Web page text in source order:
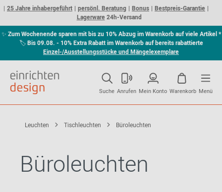
25 Jahre inhabergeführt persönl. Beratung Bonus
Bestpreis-Garantie
Lagerware24h-Versand
✨ Zum Wochenende sparen mit bis zu 10% Abzug im Warenkorb auf viele Artikel *
🏷Bis 09.08. - 10% Extra Rabatt im Warenkorb auf bereits rabattierte
Einzel-/Ausstellungsstücke und Mängelexemplare
Suche Anrufen Mein Konto Warenkorb Menü
Leuchten Tischleuchten Büroleuchten
Büroleuchten